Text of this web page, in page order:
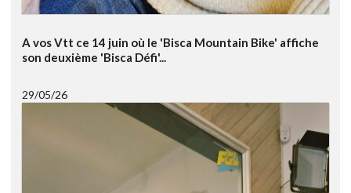
A vos Vtt ce 14 juin où le 'Bisca Mountain Bike' affiche
son deuxième 'Bisca Défi'...
29/05/26